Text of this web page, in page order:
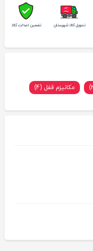
تحویل کالا شهرستان تضمین اصالت کالا
مکانیزم قفل (4)